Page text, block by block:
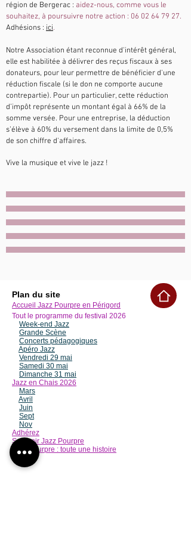
région de Bergerac : aidez-nous, comme vous le
souhaitez, à poursuivre notre action : 06 02 64 79 27.
Adhésions : ici.
Notre Association étant reconnue d'intérêt général,
elle est habilitée à délivrer des reçus fiscaux à ses
donateurs, pour leur permettre de bénéficier d'une
réduction fiscale (si le don ne comporte aucune
contrepartie). Pour un particulier, cette réduction
d’impôt représente un montant égal à 66% de la
somme versée. Pour une entreprise, la déduction
s’élève à 60% du versement dans la limite de 0,5%
de son chiffre d'affaires.
Vive la musique et vive le jazz !
Plan du site
Accueil Jazz Pourpre en Périgord
Tout le programme du festival 2026
Week-end Jazz
Grande Scène
Concerts pédagogiques
Apéro Jazz
Vendredi 29 mai
Samedi 30 mai
Dimanche 31 mai
Jazz en Chais 2026
Mars
Avril
Juin
Sept
Nov
Adhérez
Soutenir Jazz Pourpre
Jazz Pourpre : toute une histoire